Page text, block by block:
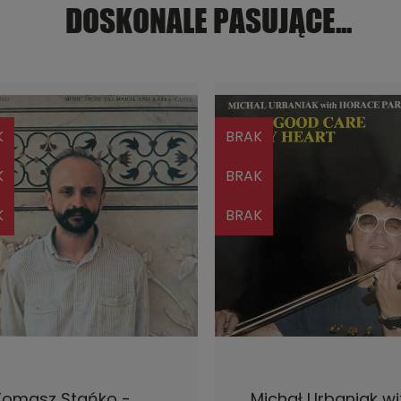
DOSKONALE PASUJĄCE...
POWIADOM O DOSTĘPNOŚCI POWIADOM O
BRAK
BRAK
BRAK